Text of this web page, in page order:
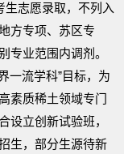
生志愿录取，不列入
方专项、苏区专
专业范围内调剂。
一流学科”目标，为
素质稀土领域专门
设立创新试验班，
生，部分生源待新